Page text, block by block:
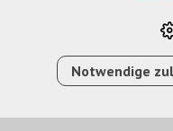
HDBASET - HDMI /
UMSCHALTER 4K
Notwendige